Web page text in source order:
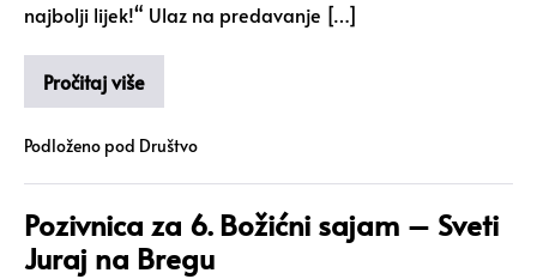
najbolji lijek!“ Ulaz na predavanje […]
Pročitaj više
Podloženo pod Društvo
Pozivnica za 6. Božićni sajam – Sveti
Juraj na Bregu